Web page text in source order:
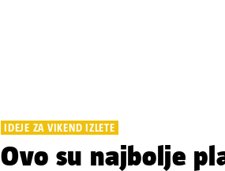
IDEJE ZA VIKEND IZLETE
Ovo su najbolje